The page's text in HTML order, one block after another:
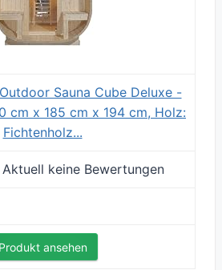
Sauna Cube Deluxe -
cm x 185 cm x 194 cm, Holz:
Fichtenholz...
Aktuell keine Bewertungen
Produkt ansehen